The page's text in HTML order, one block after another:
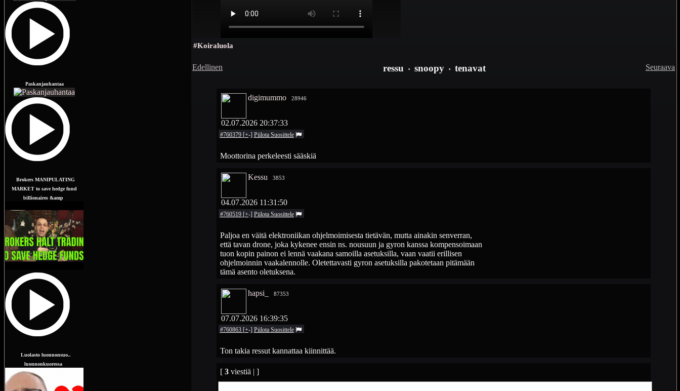
Paskanjauhantaa
Brokers MANIPULATING
MARKET to save hedge fund
billionaires &amp
Luolasto luonnonsuo..
luonnonkuoressa
#Koiraluola
Edellinen ressu · snoopy · tenavat Seuraava
digimummo 28946
02.07.2026 20:37:33
#760379 [+-] Piilota Suosittele
Moottorina perkeleesti sääskiä
Kessu 3853
04.07.2026 11:31:50
#760519 [+-] Piilota Suosittele
Paljoa en väitä elektroniikan ohjelmoimisesta tietävän, mutta ainakin senverran,
että tavan drone, joka kykenee ensin ns. nousuun ja gyron kanssa kompensoimaan
tuon kopin painon ei lennä vaakana samoilla asetuksilla, vaan vaatii erillisen
ohjelmoinnin vaakalennolle. Oletettavasti gyron asetuksilla pakotetaan pitämään
tämä asento oletuksena.
hapsi_ 87353
07.07.2026 16:39:35
#760863 [+-] Piilota Suosittele
Ton takia ressut kannattaa kiinnittää.
[ 3viestiä | ]